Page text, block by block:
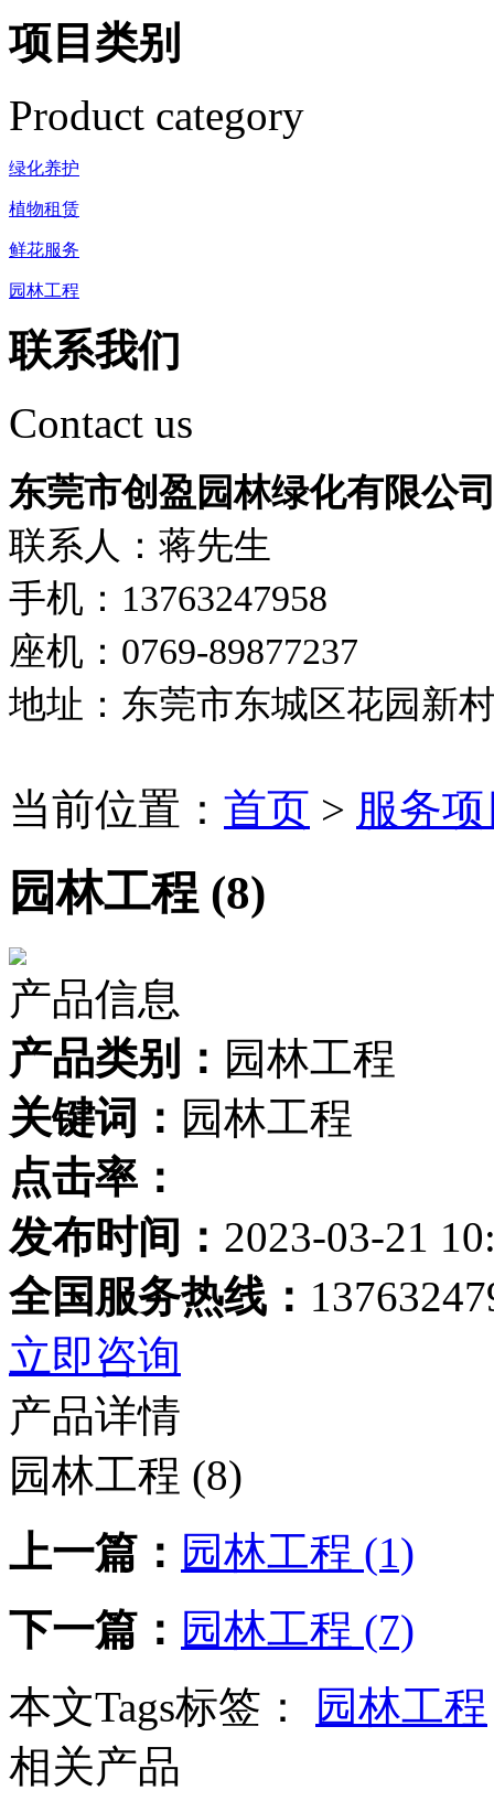
项目类别
Product category
绿化养护
植物租赁
鲜花服务
园林工程
联系我们
Contact us
东莞市创盈园林绿化有限公
联系人：蒋先生
手机：13763247958
座机：0769-89877237
地址：东莞市东城区花园新
当前位置： 首页 > 服务
园林工程 (8)
产品信息
产品类别： 园林工程
关键词： 园林工程
点击率：
发布时间： 2023-03-21
全国服务热线：
立即咨询
产品详情
园林工程 (8)
上一篇： 园林工程 (1)
下一篇： 园林工程 (7)
本文Tags标签：
园林工程
相关产品